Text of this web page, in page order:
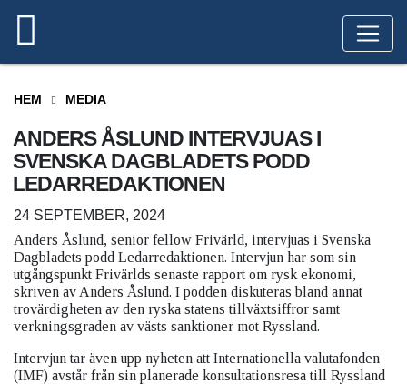
HEM MEDIA
ANDERS ÅSLUND INTERVJUAS I
SVENSKA DAGBLADETS PODD
LEDARREDAKTIONEN
24 SEPTEMBER, 2024
Anders Åslund, senior fellow Frivärld, intervjuas i Svenska
Dagbladets podd Ledarredaktionen. Intervjun har som sin
utgångspunkt Frivärlds senaste rapport om rysk ekonomi,
skriven av Anders Åslund. I podden diskuteras bland annat
trovärdigheten av den ryska statens tillväxtsiffror samt
verkningsgraden av västs sanktioner mot Ryssland.
Intervjun tar även upp nyheten att Internationella valutafonden
(IMF) avstår från sin planerade konsultationsresa till Ryssland